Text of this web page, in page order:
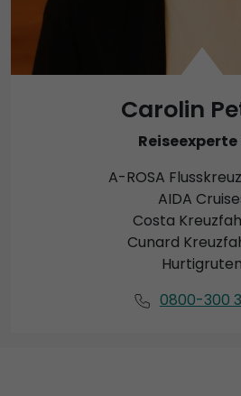
Carolin
A-ROSA
AIDA
Costa
Cunard
Hurtigruten
0800-300